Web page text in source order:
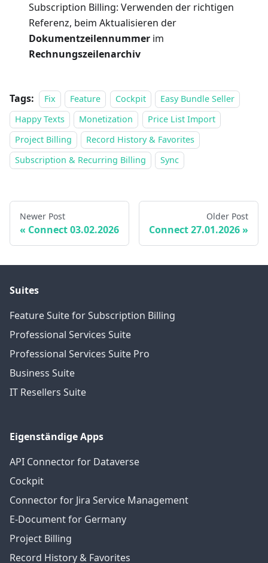
Subscription Billing: Verwenden der richtigen
Referenz, beim Aktualisieren der
Dokumentzeilennummer im
Rechnungszeilenarchiv
Tags: Fix Feature Cockpit
Easy Bundle Seller
Happy Texts
Monetization
Price List Import
Project Billing
Record History & Favorites
Subscription & Recurring Billing
Sync
Newer Post
Connect 03.02.2026
Older Post
Connect 27.01.2026
Suites
Feature Suite for Subscription Billing
Professional Services Suite
Professional Services Suite Pro
Business Suite
IT Resellers Suite
Eigenständige Apps
API Connector for Dataverse
Cockpit
Connector for Jira Service Management
E-Document for Germany
Project Billing
Record History & Favorites